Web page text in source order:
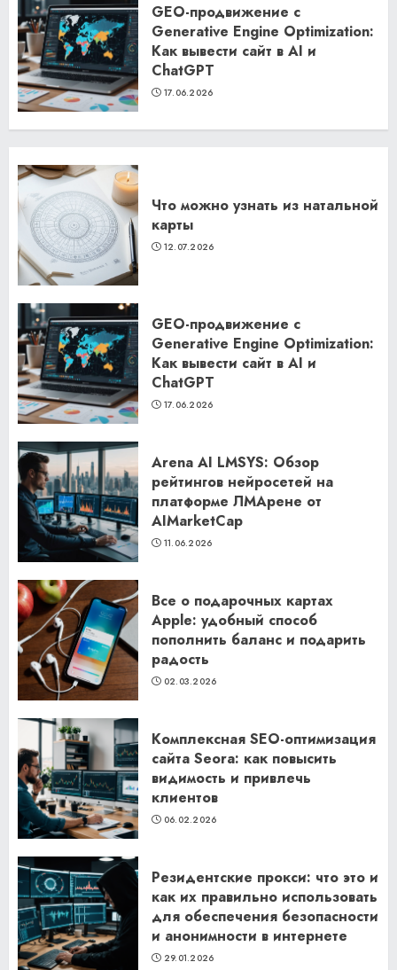
GEO-продвижение с
Generative Engine Optimization:
Как вывести сайт в AI и
ChatGPT
17.06.2026
Что можно узнать из натальной
карты
12.07.2026
GEO-продвижение с
Generative Engine Optimization:
Как вывести сайт в AI и
ChatGPT
17.06.2026
Arena AI LMSYS: Обзор
рейтингов нейросетей на
платформе ЛМАрене от
AIMarketCap
11.06.2026
Все о подарочных картах
Apple: удобный способ
пополнить баланс и подарить
радость
02.03.2026
Комплексная SEO-оптимизация
сайта Seora: как повысить
видимость и привлечь
клиентов
06.02.2026
Резидентские прокси: что это и
как их правильно использовать
для обеспечения безопасности
и анонимности в интернете
29.01.2026